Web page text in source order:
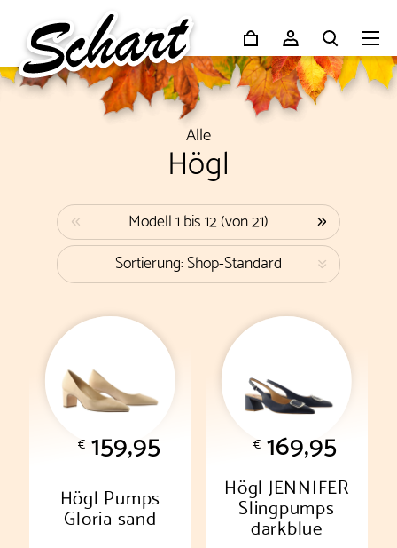
Alle
Högl
Modell 1 bis 12 (von 21)
« »
nach Beliebtheit
nach Preis, aufsteigend
nach Preis, absteigend
Sortierung: Shop-Standard «
€159,95
Högl Pumps
Gloria sand
€ 169,95
Högl JENNIFER
Slingpumps
darkblue